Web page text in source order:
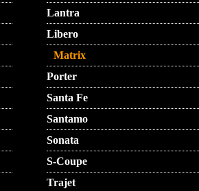
Lantra
Libero
Matrix
Porter
Santa Fe
Santamo
Sonata
S-Coupe
Trajet